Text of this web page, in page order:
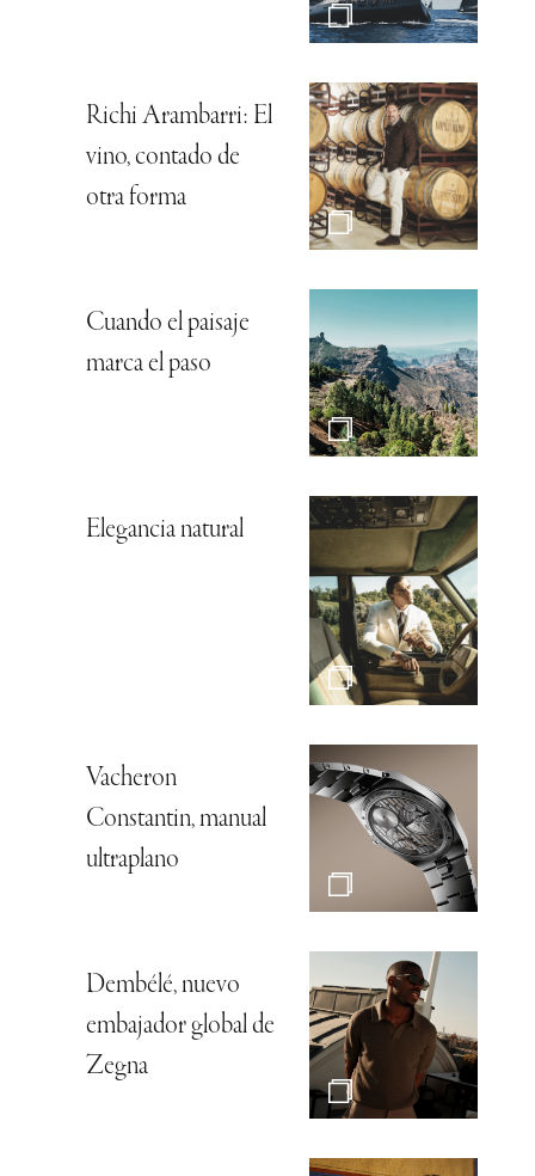
Richi Arambarri: El
vino, contado de
otra forma
Cuando el paisaje
marca el paso
Elegancia natural
Vacheron
Constantin, manual
ultraplano
Dembélé, nuevo
embajador global de
Zegna